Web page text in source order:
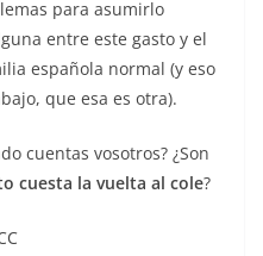
para asumirlo
entre este gasto y el
española normal (y eso
que esa es otra).
cuentas vosotros? ¿Son
cuesta la vuelta al cole?